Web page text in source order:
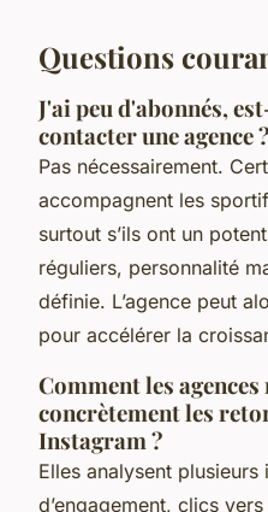
Questions
J'ai peu d'abonnés,
contacter une agence ?
Pas nécessairement.
accompagnent les
surtout s’ils ont un
réguliers, personnalité
définie. L’agence peut
pour accélérer la
Comment les
concrètement les
Instagram ?
Elles analysent
d’engagement, clics